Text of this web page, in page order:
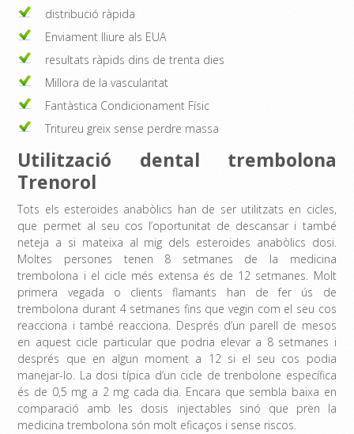
distribució ràpida
Enviament lliure als EUA
resultats ràpids dins de trenta dies
Millora de la vascularitat
Fantàstica Condicionament Físic
Tritureu greix sense perdre massa
Utilització dental trembolona
Trenorol
Tots els esteroides anabòlics han de ser utilitzats en cicles,
que permet al seu cos l’oportunitat de descansar i també
neteja a si mateixa al mig dels esteroides anabòlics dosi.
Moltes persones tenen 8 setmanes de la medicina
trembolona i el cicle més extensa és de 12 setmanes. Molt
primera vegada o clients flamants han de fer ús de
trembolona durant 4 setmanes fins que vegin com el seu cos
reacciona i també reacciona. Després d’un parell de mesos
en aquest cicle particular que podria elevar a 8 setmanes i
després que en algun moment a 12 si el seu cos podia
manejar-lo. La dosi típica d’un cicle de trenbolone específica
és de 0,5 mg a 2 mg cada dia. Encara que sembla baixa en
comparació amb les dosis injectables sinó que pren la
medicina trembolona són molt eficaços i sense riscos.